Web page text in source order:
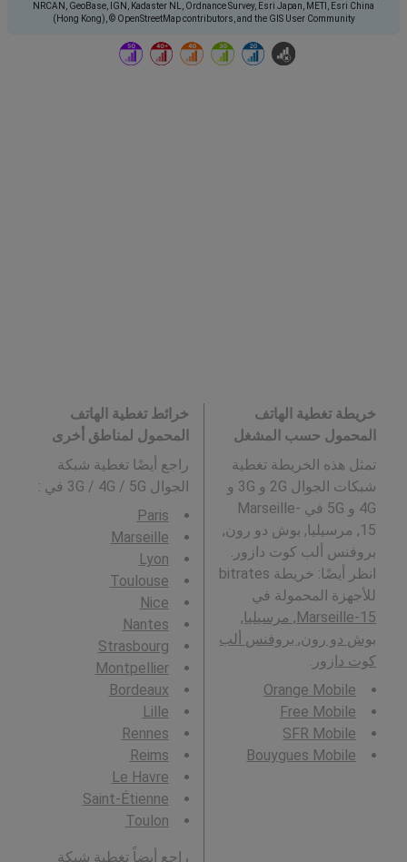
NRCAN, GeoBase, IGN, Kadaster NL, Ordnance Survey, Esri Japan, METI, Esri China
(Hong Kong), © OpenStreetMap contributors, and the GIS User Community
خريطة تغطية الهاتف
المحمول حسب المشغل
تمثل هذه الخريطة تغطية
شبكات الجوال 2G و 3G و
4G و 5G في Marseille-
15, مرسيليا, بوش دو رون,
بروفنس ألب كوت دازور.
انظر أيضًا: خريطة bitrates
للأجهزة المحمولة في
Marseille-15, مرسيليا,
بوش دو رون, بروفنس ألب
كوت دازور
Orange Mobile
Free Mobile
SFR Mobile
Bouygues Mobile
خرائط تغطية الهاتف
المحمول لمناطق أخرى
راجع أيضًا تغطية شبكة
الجوال 3G / 4G / 5G في
:
Paris
Marseille
Lyon
Toulouse
Nice
Nantes
Strasbourg
Montpellier
Bordeaux
Lille
Rennes
Reims
Le Havre
Saint-Étienne
Toulon
راجع أيضاً تغطية شبكة